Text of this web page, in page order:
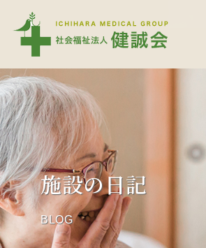
施設の日記
BLOG